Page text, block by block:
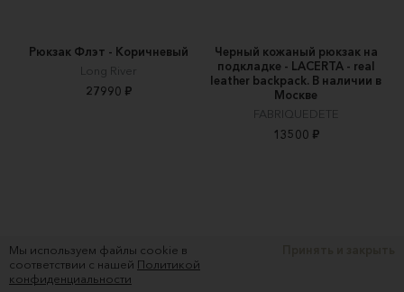
Рюкзак Флэт - Коричневый
Long River
27990 ₽
Черный кожаный рюкзак на
подкладке - LACERTA - real
leather backpack. В наличии в
Москве
FABRIQUEDETE
13500 ₽
Мы используем файлы cookie в
соответствии с нашей Политикой
конфиденциальности